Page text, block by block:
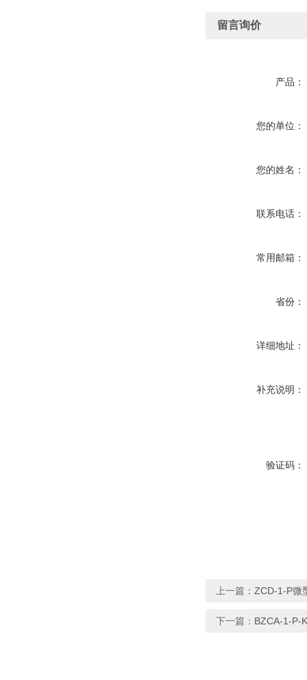
留言询价
产品：
您的单位：
您的姓名：
联系电话：
常用邮箱：
省份：
详细地址：
补充说明：
验证码：
上一篇： ZCD-1-P微
下一篇： BZCA-1-P-